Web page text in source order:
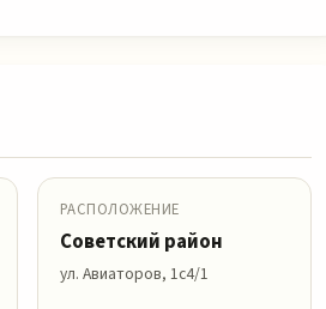
РАСПОЛОЖЕНИЕ
Советский район
ул. Авиаторов, 1с4/1